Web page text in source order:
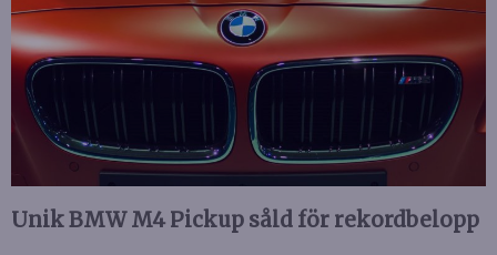
Unik BMW M4 Pickup såld för rekordbelopp